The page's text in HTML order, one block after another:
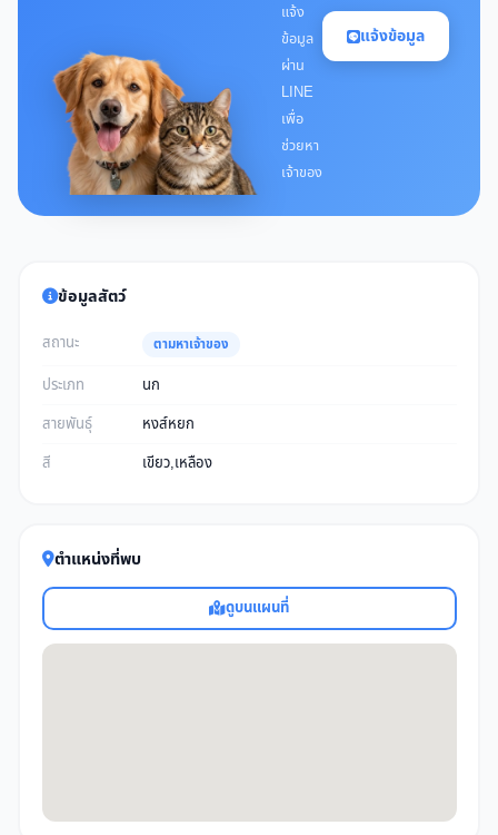
แจ้ง
ข้อมูล
ผ่าน
LINE
เพื่อ
ช่วยหา
เจ้าของ
แจ้งข้อมูล
ข้อมูลสัตว์
สถานะ ตามหาเจ้าของ
ประเภท
นก
สายพันธุ์
หงส์หยก
สี
เขียว,เหลือง
ตำแหน่งที่พบ
ดูบนแผนที่